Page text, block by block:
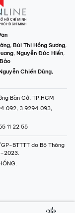
, Bùi Thị Hồng Sương,
, Nguyễn Đức Hiển,
Chiến Dũng,
Bàn Cờ, TP.HCM
3.9294.093,
11 22 55
BTTTT do Bộ Thông
2023.